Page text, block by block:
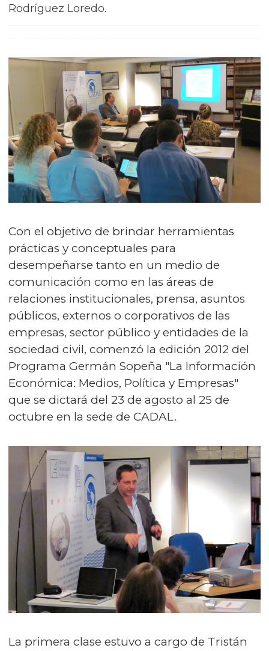
Rodríguez Loredo.
Con el objetivo de brindar herramientas
prácticas y conceptuales para
desempeñarse tanto en un medio de
comunicación como en las áreas de
relaciones institucionales, prensa, asuntos
públicos, externos o corporativos de las
empresas, sector público y entidades de la
sociedad civil, comenzó la edición 2012 del
Programa Germán Sopeña "La Información
Económica: Medios, Política y Empresas"
que se dictará del 23 de agosto al 25 de
octubre en la sede de CADAL.
La primera clase estuvo a cargo de Tristán